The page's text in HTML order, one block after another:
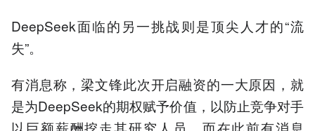
DeepSeek面临的另一挑战则是顶尖人才的“流
失”。
有消息称，梁文锋此次开启融资的一大原因，就
是为DeepSeek的期权赋予价值，以防止竞争对⼿